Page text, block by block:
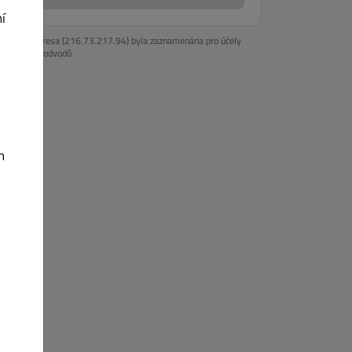
Vaše IP adresa (216.73.217.94) byla zaznamenána pro účely
prevence podvodů.